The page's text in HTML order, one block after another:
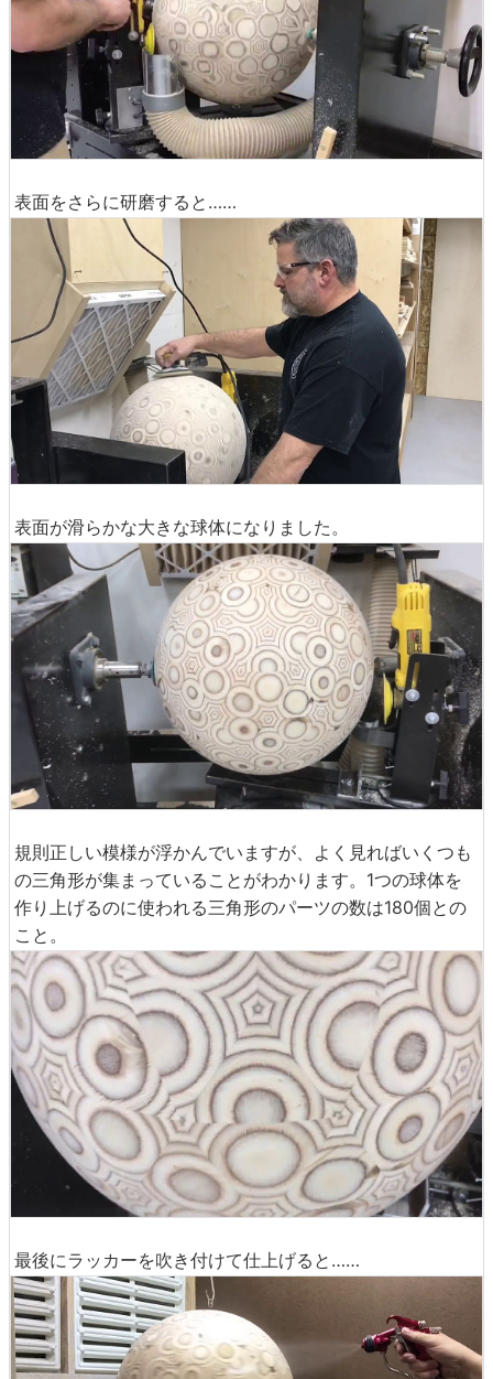
表面をさらに研磨すると……
表面が滑らかな大きな球体になりました。
規則正しい模様が浮かんでいますが、よく見ればいくつも
の三角形が集まっていることがわかります。1つの球体を
作り上げるのに使われる三角形のパーツの数は180個との
こと。
最後にラッカーを吹き付けて仕上げると……